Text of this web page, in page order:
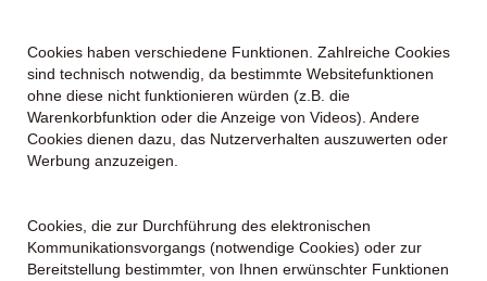
Cookies haben verschiedene Funktionen. Zahlreiche Cookies
sind technisch notwendig, da bestimmte Websitefunktionen
ohne diese nicht funktionieren würden (z.B. die
Warenkorbfunktion oder die Anzeige von Videos). Andere
Cookies dienen dazu, das Nutzerverhalten auszuwerten oder
Werbung anzuzeigen.
Cookies, die zur Durchführung des elektronischen
Kommunikationsvorgangs (notwendige Cookies) oder zur
Bereitstellung bestimmter, von Ihnen erwünschter Funktionen